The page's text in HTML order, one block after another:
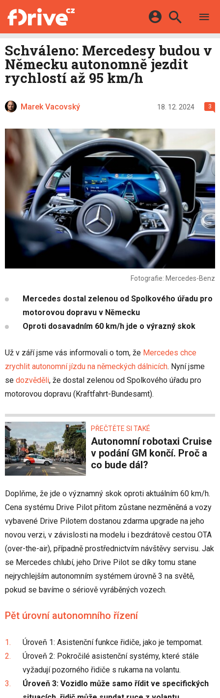
KATALOG
MAPA STANIC
VIDEA
DALŠÍ
HYBRIDY
E-MOTORSPORT
OSTATNÍ
Facebook Google
Schváleno: Mercedesy budou v
Německu autonomně jezdit
rychlostí až 95 km/h
Marek Vacovský 18. 12. 2024 3
Fotografie: Mercedes-Benz
Mercedes dostal zelenou od Spolkového úřadu pro
motorovou dopravu v Německu
Oproti dosavadním 60 km/h jde o výrazný skok
Už v září jsme vás informovali o tom, že Mercedes chce
zrychlit autonomní jízdu na německých dálnicích. Nyní jsme
se dozvěděli, že dostal zelenou od Spolkového úřadu pro
motorovou dopravu (Kraftfahrt-Bundesamt).
PŘEČTĚTE SI TAKÉ
Autonomní robotaxi Cruise
v podání GM končí. Proč a
co bude dál?
Doplňme, že jde o významný skok oproti aktuálním 60 km/h.
Cena systému Drive Pilot přitom zůstane nezměněná a vozy
vybavené Drive Pilotem dostanou zdarma upgrade na jeho
novou verzi, v závislosti na modelu i bezdrátově cestou OTA
(over-the-air), případně prostřednictvím návštěvy servisu. Jak
se Mercedes chlubí, jeho Drive Pilot se díky tomu stane
nejrychlejším autonomním systémem úrovně 3 na světě,
pokud se bavíme o sériově vyráběných vozech.
Pět úrovní autonomního řízení
Úroveň 1: Asistenční funkce řidiče, jako je tempomat.
Úroveň 2: Pokročilé asistenční systémy, které stále
vyžadují pozorného řidiče s rukama na volantu.
Úroveň 3: Vozidlo může samo řídit ve specifických